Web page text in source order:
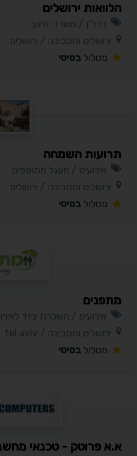
הלוואות ירושלים
נדל"ן / משרדי תיווך
ירושלים והסביבה / ירושלים
מסלול בסיסי
תרועות השמחה
אירועים / מעגל מתופפים
ירושלים והסביבה / ירושלים
מסלול בסיסי
מתפנים
אירועים / השכרת ציוד
ירושלים והסביבה / tel aviv
מסלול בסיסי
א.א פרוטק - טכנאי